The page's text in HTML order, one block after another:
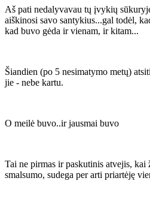
Aš pati nedalyvavau tų įvykių
aiškinosi savo santykius...gal todėl,
kad buvo gėda ir vienam, ir kitam...
Šiandien (po 5 nesimatymo metų)
jie - nebe kartu.
O meilė buvo..ir jausmai buvo
Tai ne pirmas ir paskutinis atvejis, kai
smalsumo, sudega per arti priartėję